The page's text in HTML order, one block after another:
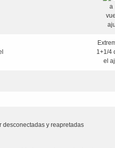
1+1/4
el
desconectadas y reapretadas